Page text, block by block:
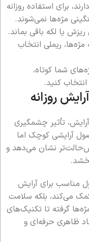
برای استفاده روزانه
مژه‌ها نمی‌شوند.
یا لکه باقی بماند.
ریملی انتخاب
شما کوتاه،
کنید.
روزانه
تأثیر چشمگیری
آرایشی کوچک اما
نشان می‌دهد و
مناسب برای آرایش
می‌کند، بلکه سلامت
گرفته تا تکنیک‌های
ظاهری حرفه‌ای و